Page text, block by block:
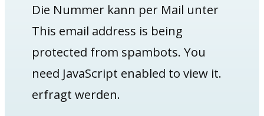
Die Nummer kann per Mail unter
This email address is being
protected from spambots. You
need JavaScript enabled to view it.
erfragt werden.